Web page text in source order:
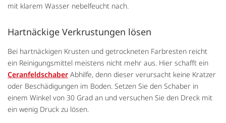
mit klarem Wasser nebelfeucht nach.
Hartnäckige Verkrustungen lösen
Bei hartnäckigen Krusten und getrockneten Farbresten reicht
ein Reinigungsmittel meistens nicht mehr aus. Hier schafft ein
Ceranfeldschaber Abhilfe, denn dieser verursacht keine Kratzer
oder Beschädigungen im Boden. Setzen Sie den Schaber in
einem Winkel von 30 Grad an und versuchen Sie den Dreck mit
ein wenig Druck zu lösen.